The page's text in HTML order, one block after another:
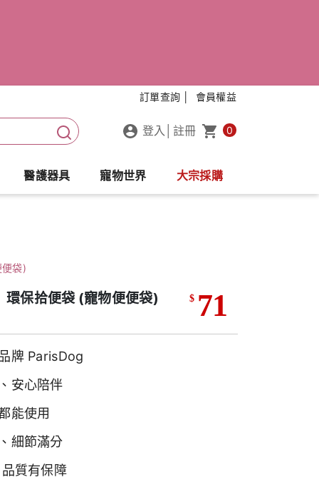
訂單查詢 │ 會員權益
登入 註冊 0
醫護器具 寵物世界 大宗採購
袋)
保拾便袋 (寵物便便袋) $ 71
牌 ParisDog
安心陪伴
能使用
細節滿分
質有保障